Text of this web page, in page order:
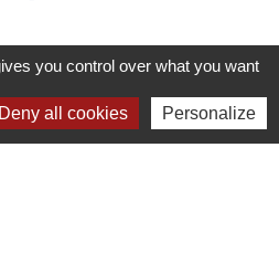
you control over what you want
Deny all cookies Personalize